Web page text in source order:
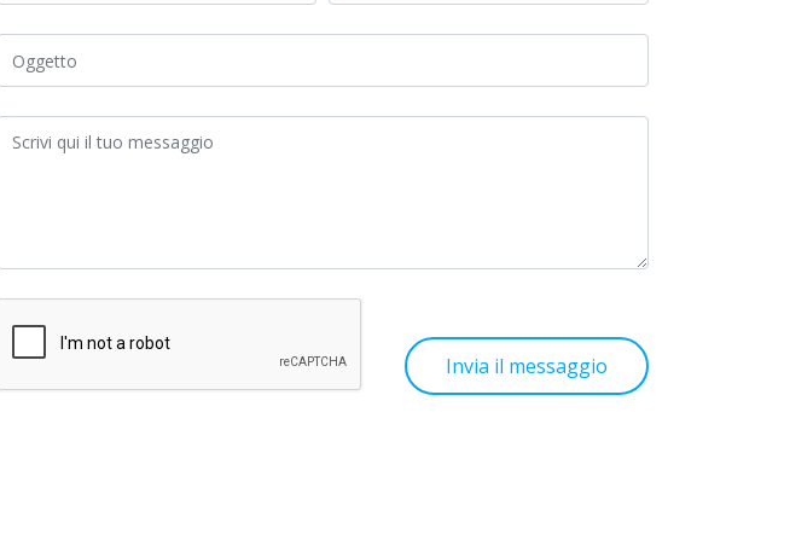
Invia il messaggio